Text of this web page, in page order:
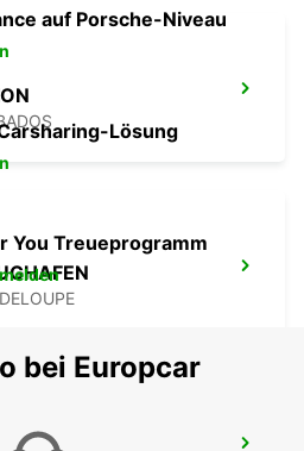
auf Porsche-Niveau
Lösung
You Treueprogramm
bei Europcar